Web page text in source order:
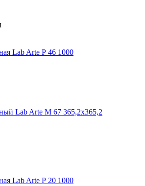
Lab Arte Р 46 1000
Lab Arte М 67 365,2х365,2
Lab Arte Р 20 1000